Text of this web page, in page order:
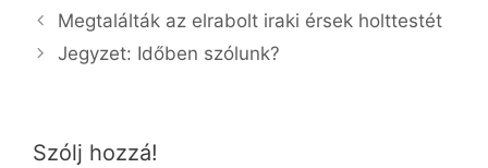
Megtalálták az elrabolt iraki érsek holttestét
Jegyzet: Időben szólunk?
Szólj hozzá!